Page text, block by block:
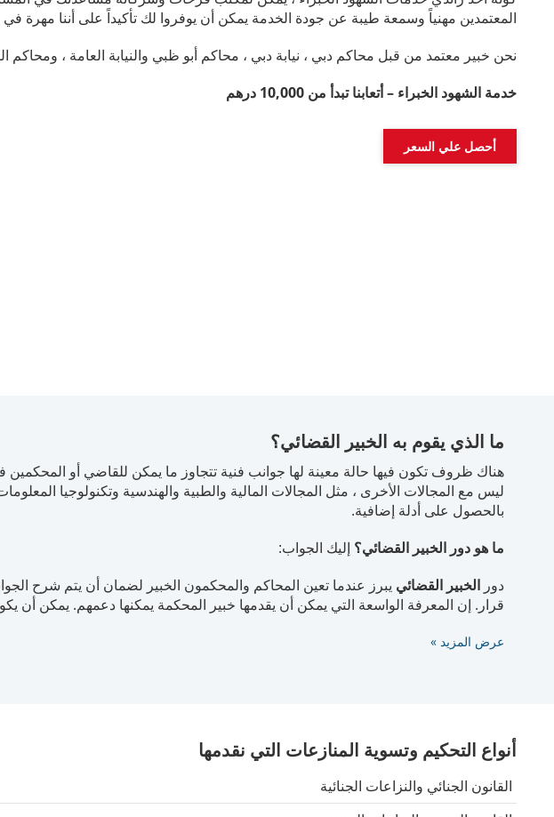
المعتمدين مهنياً وسمعة طيبة عن جودة الخدمة يمكن أن يوفروا لك تأكيداً على أننا مهرة
نحن خبير معتمد من قبل محاكم دبي ، نيابة دبي ، محاكم أبو ظبي والنيابة العامة ، ومحاكم
خدمة الشهود الخبراء – أتعابنا تبدأ من 10,000 درهم
أحصل علي السعر
ما الذي يقوم به الخبير القضائي؟
هناك ظروف تكون فيها حالة معينة لها جوانب فنية تتجاوز ما يمكن للقاضي أو
ليس مع المجالات الأخرى ، مثل المجالات المالية والطبية والهندسية وتكنولوجيا
بالحصول على أدلة إضافية.
ما هو دور الخبير القضائي؟ إليك الجواب:
دور الخبير القضائي يبرز عندما تعين المحاكم والمحكمون الخبير لضمان أن يتم شرح
قرار. إن المعرفة الواسعة التي يمكن أن يقدمها خبير المحكمة يمكنها دعمهم. يمكن أن
عرض المزيد
أنواع التحكيم وتسوية المنازعات التي نقدمها
القانون الجنائي والنزاعات الجنائية